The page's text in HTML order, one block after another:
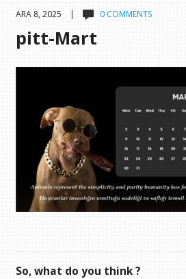
ARA 8, 2025 | 0 COMMENTS
pitt-Mart
So, what do you think ?